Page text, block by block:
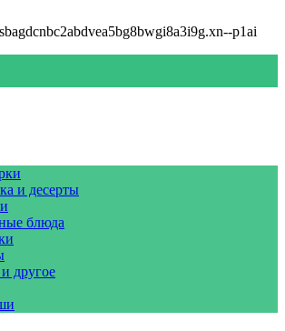
p1ai
и десерты
блюда
другое